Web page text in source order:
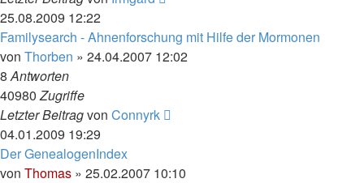
25.08.2009 12:22
Familysearch - Ahnenforschung mit Hilfe der Mormonen
von Thorben » 24.04.2007 12:02
8Antworten
40980Zugriffe
Letzter Beitragvon Connyrk
04.01.2009 19:29
Der GenealogenIndex
von Thomas » 25.02.2007 10:10